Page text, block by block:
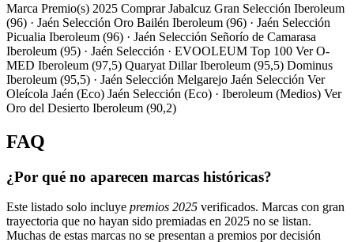
Marca Premio(s) 2025 Comprar Jabalcuz Gran Selección Iberoleum
(96) · Jaén Selección Oro Bailén Iberoleum (96) · Jaén Selección
Picualia Iberoleum (96) · Jaén Selección Señorío de Camarasa
Iberoleum (95) · Jaén Selección · EVOOLEUM Top 100 Ver O-
MED Iberoleum (97,5) Quaryat Dillar Iberoleum (95,5) Dominus
Iberoleum (95,5) · Jaén Selección Melgarejo Jaén Selección Ver
Oleícola Jaén (Eco) Jaén Selección (Eco) · Iberoleum (Medios) Ver
Oro del Desierto Iberoleum (90,2)
FAQ
¿Por qué no aparecen marcas históricas?
Este listado solo incluye premios 2025 verificados. Marcas con gran
trayectoria que no hayan sido premiadas en 2025 no se listan.
Muchas de estas marcas no se presentan a premios por decisión